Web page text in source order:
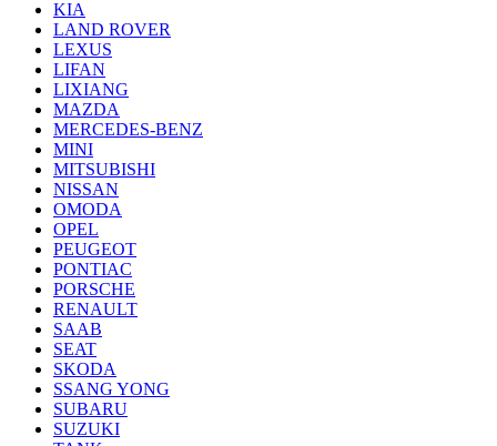
KIA
LAND ROVER
LEXUS
LIFAN
LIXIANG
MAZDA
MERCEDES-BENZ
MINI
MITSUBISHI
NISSAN
OMODA
OPEL
PEUGEOT
PONTIAC
PORSCHE
RENAULT
SAAB
SEAT
SKODA
SSANG YONG
SUBARU
SUZUKI